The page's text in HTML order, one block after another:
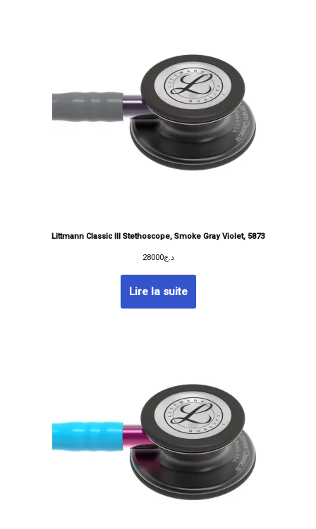
Littmann Classic III Stethoscope, Smoke Gray Violet, 5873
د.ج28000
Lire la suite